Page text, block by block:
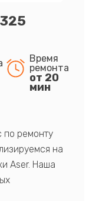
Время
ремонта
от 20
мин
по ремонту
на
Aser. Наша
и